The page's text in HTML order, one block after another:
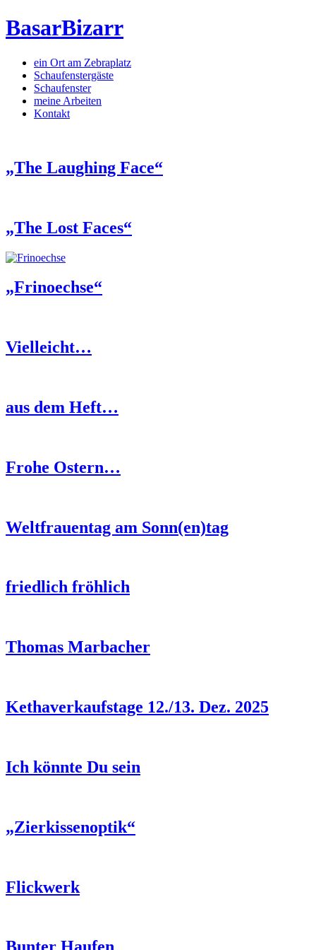
BasarBizarr
ein Ort am Zebraplatz
Schaufenster­gäste
Schaufenster
meine Arbeiten
Kontakt
„The Laughing Face“
„The Lost Faces“
„Frinoechse“
Vielleicht…
aus dem Heft…
Frohe Ostern…
Weltfrauentag am Sonn(en)tag
friedlich fröhlich
Thomas Marbacher
Kethaverkaufstage 12./13. Dez. 2025
Ich könnte Du sein
„Zierkissenoptik“
Flickwerk